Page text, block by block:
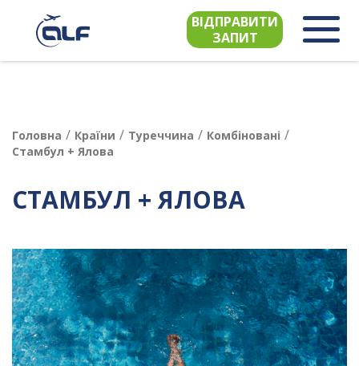
ВІДПРАВИТИ
ЗАПИТ
Головна / Країни / Туреччина / Комбіновані /
Стамбул + Ялова
СТАМБУЛ + ЯЛОВА